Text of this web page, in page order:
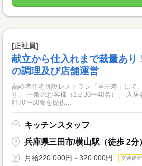
[正社員]
献立から仕入れまで裁量あり
の調理及び店舗運営
高齢者住宅併設レストラン「里三寿」にて
す。 一般のお客様（1日30〜40名）、 入居者様（30名）向けに 1日
計70〜80食を提供...
キッチンスタッフ
兵庫県三田市/横山駅（徒歩 2分
月給220,000円～320,000円 交通費